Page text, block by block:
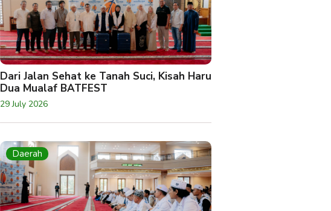
Dari Jalan Sehat ke Tanah Suci, Kisah Haru
Dua Mualaf BATFEST
29 July 2026
Daerah